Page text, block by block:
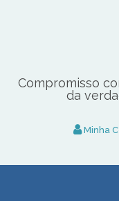
Compromisso
da
Minha